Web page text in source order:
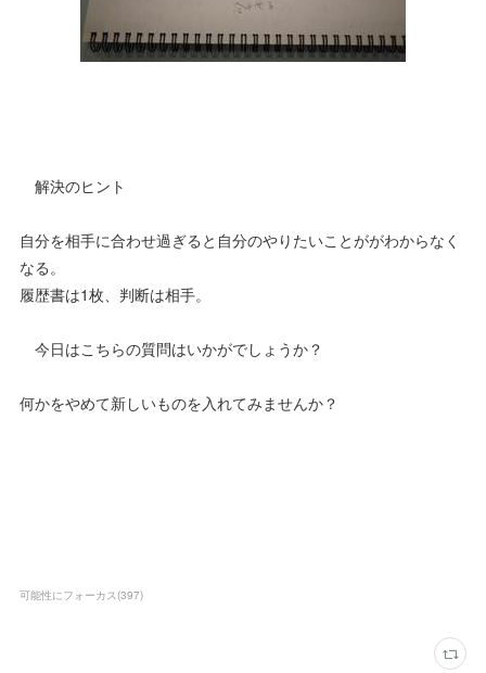
解決のヒント
自分を相手に合わせ過ぎると自分のやりたいことががわからなく
なる。
履歴書は1枚、判断は相手。
今日はこちらの質問はいかがでしょうか？
何かをやめて新しいものを入れてみませんか？
可能性にフォーカス(397)